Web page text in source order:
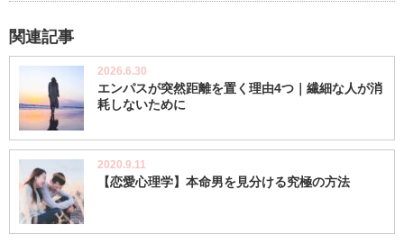
関連記事
2026.6.30
エンパスが突然距離を置く理由4つ｜繊細な人が消
耗しないために
2020.9.11
【恋愛心理学】本命男を見分ける究極の方法